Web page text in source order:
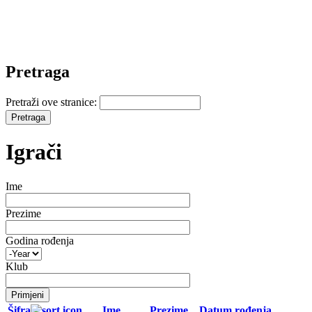
Pretraga
Pretraži ove stranice:
Igrači
Ime
Prezime
Godina rođenja
Klub